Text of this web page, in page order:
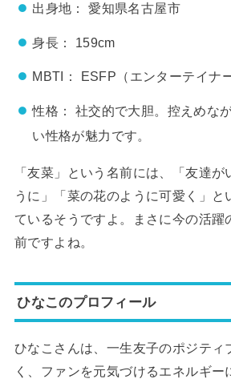
出身地： 愛知県名古屋市
身長： 159cm
MBTI： ESFP（エンターテイナー
性格： 社交的で大胆。控えめな
い性格が魅力です。
「友菜」という名前には、「友達が
うに」「菜の花のように可愛く」と
ているそうですよ。まさに今の活躍
前ですよね。
ひなこのプロフィール
ひなこさんは、一生友子のポジティ
く、ファンを元気づけるエネルギー